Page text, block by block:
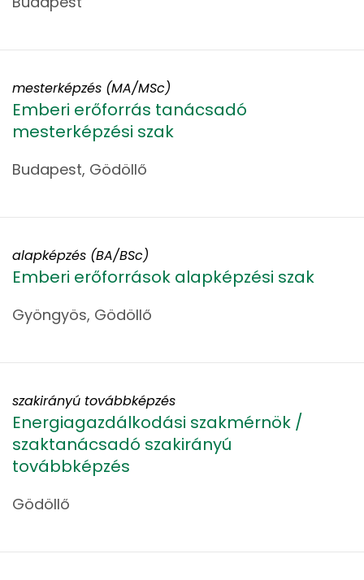
Emberi erőforrás tanácsadó
mesterképzési szak
Budapest, Gödöllő
mesterképzés (MA/MSc)
Emberi erőforrások alapképzési szak
Gyöngyös, Gödöllő
alapképzés (BA/BSc)
Energiagazdálkodási szakmérnök /
szaktanácsadó szakirányú
továbbképzés
Gödöllő
szakirányú továbbképzés